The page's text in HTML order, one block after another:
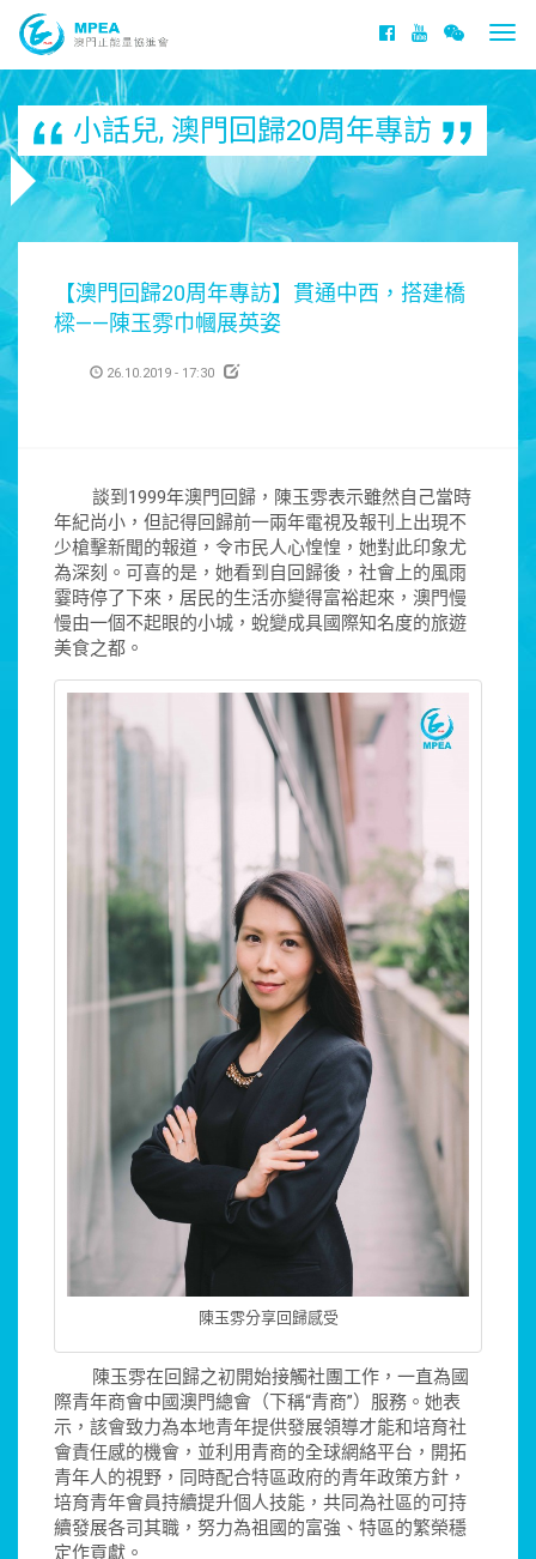
小話兒, 澳門回歸20周年專訪
【澳門回歸20周年專訪】貫通中西，搭建橋
樑——陳玉雰巾幗展英姿
26.10.2019 - 17:30
談到1999年澳門回歸，陳玉雰表示雖然自己當時
年紀尚小，但記得回歸前一兩年電視及報刊上出現不
少槍擊新聞的報道，令市民人心惶惶，她對此印象尤
為深刻。可喜的是，她看到自回歸後，社會上的風雨
霎時停了下來，居民的生活亦變得富裕起來，澳門慢
慢由一個不起眼的小城，蛻變成具國際知名度的旅遊
美食之都。
陳玉雰分享回歸感受
陳玉雰在回歸之初開始接觸社團工作，一直為國
際青年商會中國澳門總會（下稱“青商”）服務。她表
示，該會致力為本地青年提供發展領導才能和培育社
會責任感的機會，並利用青商的全球網絡平台，開拓
青年人的視野，同時配合特區政府的青年政策方針，
培育青年會員持續提升個人技能，共同為社區的可持
續發展各司其職，努力為祖國的富強、特區的繁榮穩
定作貢獻。